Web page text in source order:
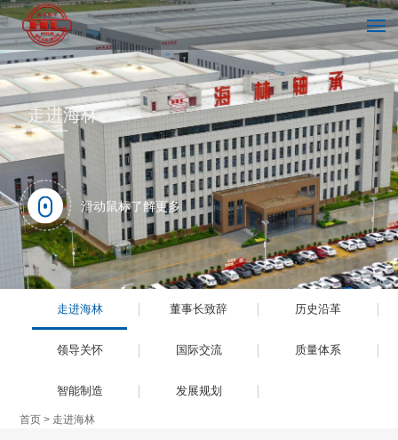
首页
走进海林
技术中心
新闻中心
走进海林
滑动鼠标了解更多
走进海林 董事长致辞 历史沿革
领导关怀 国际交流 质量体系
智能制造 发展规划
首页 > 走进海林